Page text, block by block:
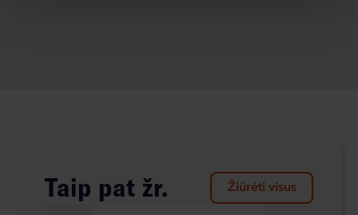
Taip pat žr. Žiūrėti visus